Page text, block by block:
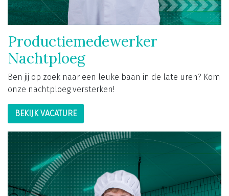
Productiemedewerker
Nachtploeg
Ben jij op zoek naar een leuke baan in de late uren? Kom
onze nachtploeg versterken!
BEKIJK VACATURE